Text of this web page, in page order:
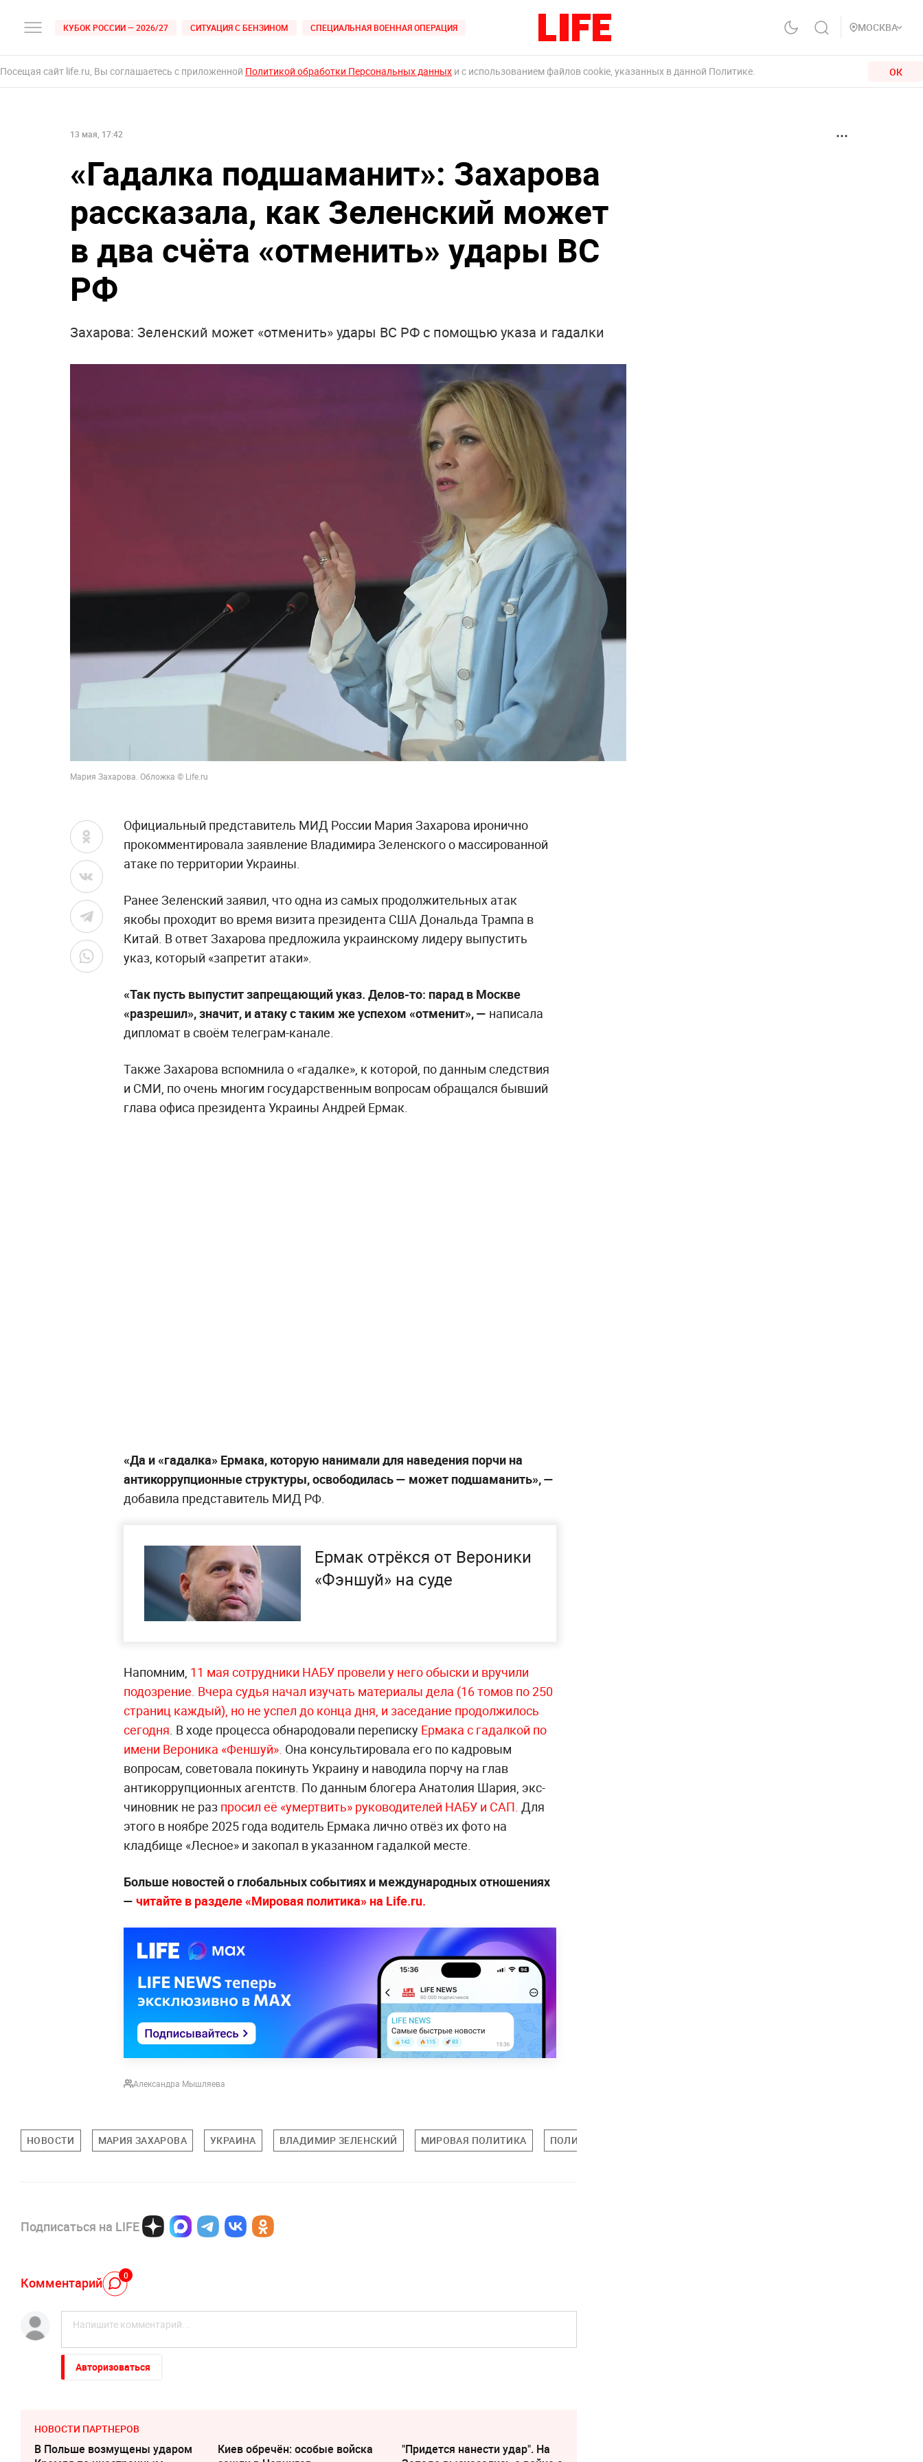
КУБОК РОССИИ — 2026/27 СИТУАЦИЯ С БЕНЗИНОМ СПЕЦИАЛЬНАЯ ВОЕННАЯ ОПЕРАЦИЯ МОСКВА
Посещая сайт life.ru, Вы соглашаетесь с приложенной Политикой обработки Персональных данных и с использованием файлов cookie, указанных в данной Политике. ОК
13 мая, 17:42
«Гадалка подшаманит»: Захарова
рассказала, как Зеленский может
в два счёта «отменить» удары ВС
РФ
Захарова: Зеленский может «отменить» удары ВС РФ с помощью указа и гадалки
Мария Захарова. Обложка © Life.ru
Официальный представитель МИД России Мария Захарова иронично
прокомментировала заявление Владимира Зеленского о массированной
атаке по территории Украины.
Ранее Зеленский заявил, что одна из самых продолжительных атак
якобы проходит во время визита президента США Дональда Трампа в
Китай. В ответ Захарова предложила украинскому лидеру выпустить
указ, который «запретит атаки».
«Так пусть выпустит запрещающий указ. Делов-то: парад в Москве
«разрешил», значит, и атаку с таким же успехом «отменит», — написала
дипломат в своём телеграм-канале.
Также Захарова вспомнила о «гадалке», к которой, по данным следствия
и СМИ, по очень многим государственным вопросам обращался бывший
глава офиса президента Украины Андрей Ермак.
«Да и «гадалка» Ермака, которую нанимали для наведения порчи на
антикоррупционные структуры, освободилась — может подшаманить», —
добавила представитель МИД РФ.
Ермак отрёкся от Вероники
«Фэншуй» на суде
Напомним, 11 мая сотрудники НАБУ провели у него обыски и вручили
подозрение. Вчера судья начал изучать материалы дела (16 томов по 250
страниц каждый), но не успел до конца дня, и заседание продолжилось
сегодня. В ходе процесса обнародовали переписку Ермака с гадалкой по
имени Вероника «Феншуй». Она консультировала его по кадровым
вопросам, советовала покинуть Украину и наводила порчу на глав
антикоррупционных агентств. По данным блогера Анатолия Шария, экс-
чиновник не раз просил её «умертвить» руководителей НАБУ и САП. Для
этого в ноябре 2025 года водитель Ермака лично отвёз их фото на
кладбище «Лесное» и закопал в указанном гадалкой месте.
Больше новостей о глобальных событиях и международных отношениях
— читайте в разделе «Мировая политика» на Life.ru.
Александра Мышляева
НОВОСТИ МАРИЯ ЗАХАРОВА УКРАИНА ВЛАДИМИР ЗЕЛЕНСКИЙ МИРОВАЯ ПОЛИТИКА ПОЛИТИКА
Подписаться на LIFE
Комментарий 0
Авторизоваться
НОВОСТИ ПАРТНЕРОВ
В Польше возмущены ударом
Киев обречён: особые войска
"Придется нанести удар". На